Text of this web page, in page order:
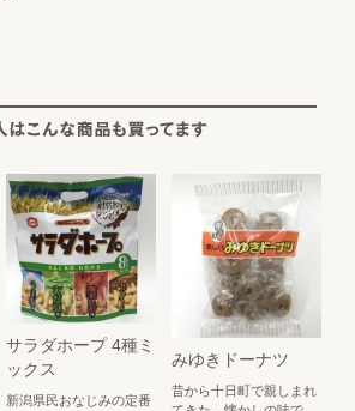
サラダホープ 4種ミ
ックス
新潟県民おなじみの定番
みゆきドーナツ
昔から十日町で親しまれ